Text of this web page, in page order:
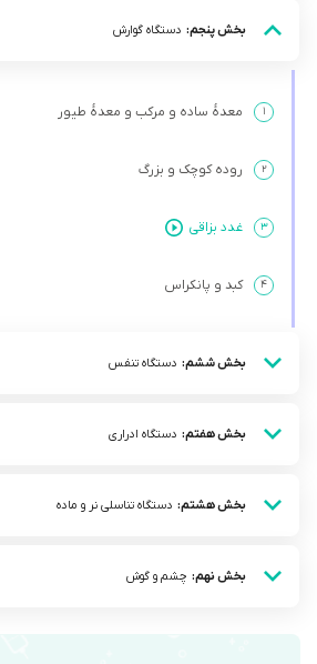
بخش پنجم: دستگاه گوارش
۱ معدۀ ساده و مرکب و معدۀ طیور
۲ روده کوچک و بزرگ
۳ غدد بزاقی
۴ کبد و پانکراس
بخش ششم: دستگاه تنفس
بخش هفتم: دستگاه ادراری
بخش هشتم: دستگاه تناسلی نر و ماده
بخش نهم: چشم و گوش